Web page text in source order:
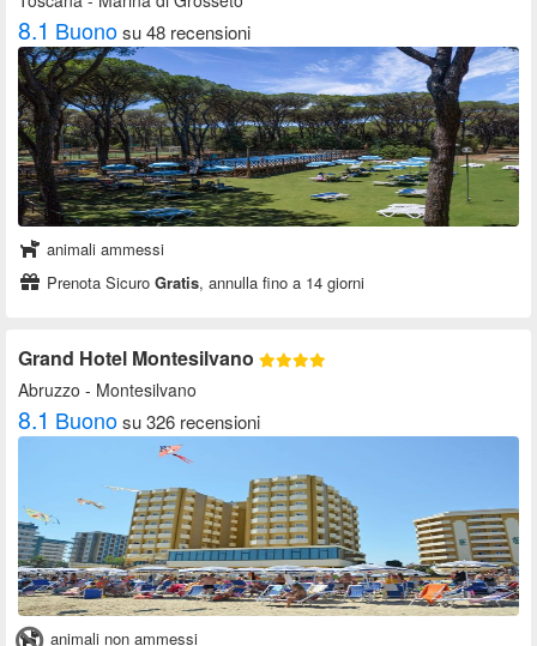
8.1 Buonosu 48 recensioni
animali ammessi
Prenota Sicuro Gratis, annulla fino a 14 giorni
Grand Hotel Montesilvano
Abruzzo - Montesilvano
8.1 Buonosu 326 recensioni
animali non ammessi